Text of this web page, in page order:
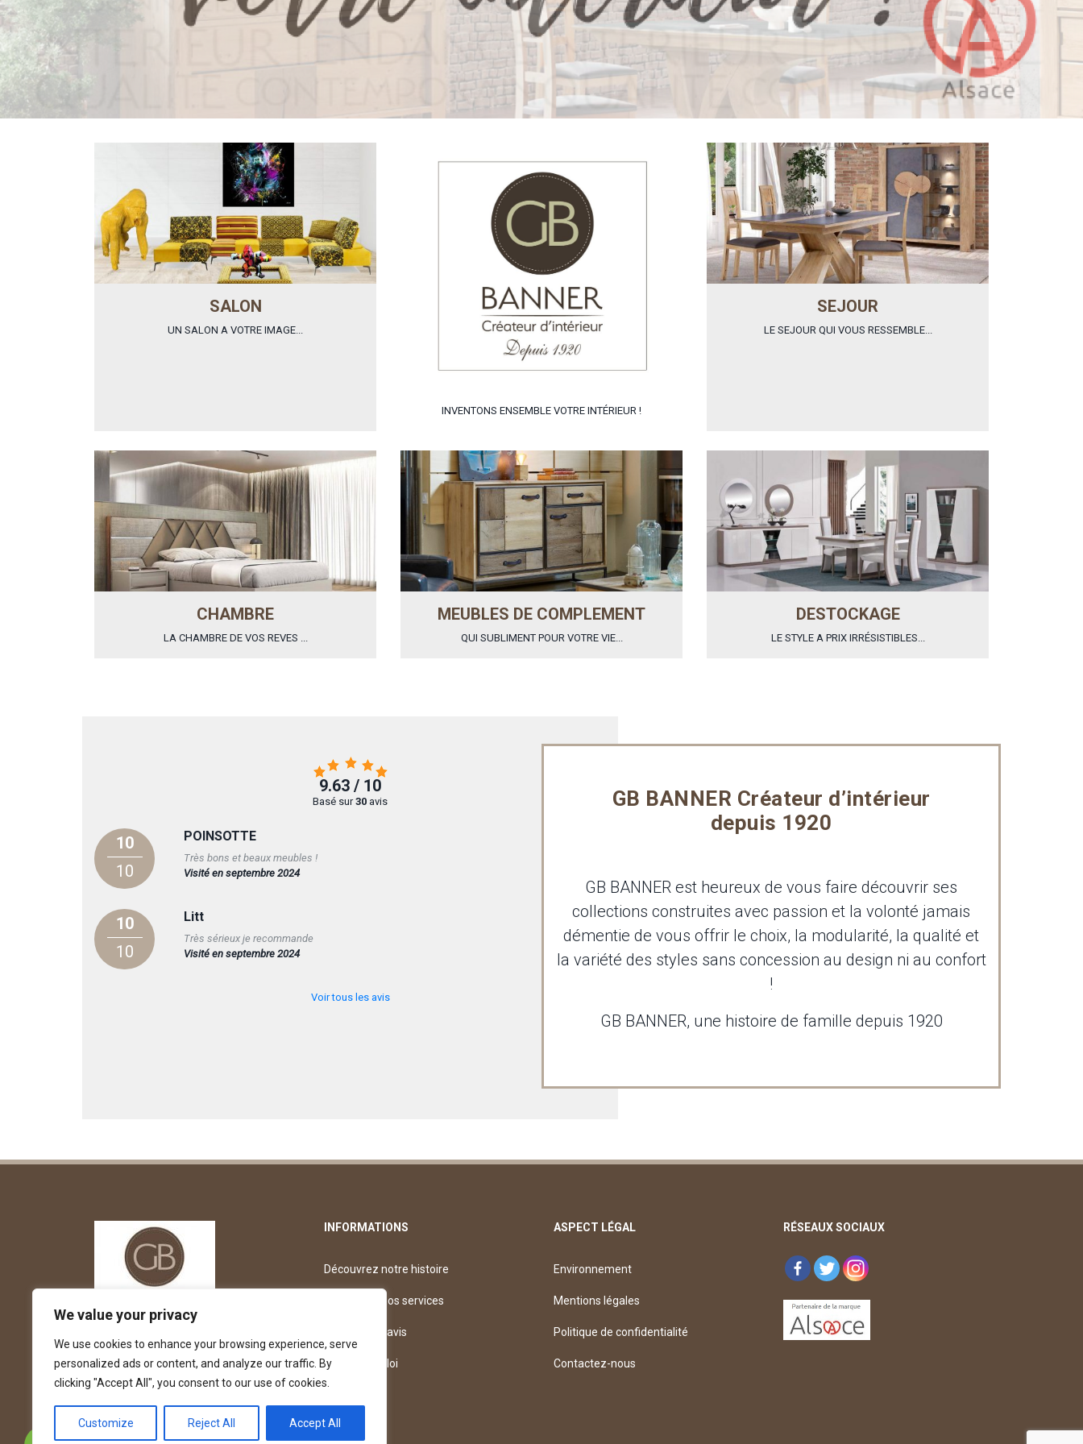
We value your privacy
We use cookies to enhance your browsing experience, serve
personalized ads or content, and analyze our traffic. By
clicking "Accept All", you consent to our use of cookies.
Customize Reject All Accept All
SALON
UN SALON A VOTRE IMAGE...
INVENTONS ENSEMBLE VOTRE INTÉRIEUR !
SEJOUR
LE SEJOUR QUI VOUS RESSEMBLE...
CHAMBRE
LA CHAMBRE DE VOS REVES ...
MEUBLES DE COMPLEMENT
QUI SUBLIMENT POUR VOTRE VIE...
DESTOCKAGE
LE STYLE A PRIX IRRÉSISTIBLES...
9.63 / 10
Basé sur30 avis
10
10
POINSOTTE
Très bons et beaux meubles !
Visité en septembre 2024
10
10
Litt
Très sérieux je recommande
Visité en septembre 2024
Voir tous les avis
GB BANNER Créateur d’intérieur
depuis 1920
GB BANNER est heureux de vous faire découvrir ses
collections construites avec passion et la volonté jamais
démentie de vous offrir le choix, la modularité, la qualité et
la variété des styles sans concession au design ni au confort
!
GB BANNER, une histoire de famille depuis 1920
INFORMATIONS
Découvrez notre histoire
Découvrez nos services
Déposez un avis
Offre d’emploi
ASPECT LÉGAL
Environnement
Mentions légales
Politique de confidentialité
Contactez-nous
RÉSEAUX SOCIAUX